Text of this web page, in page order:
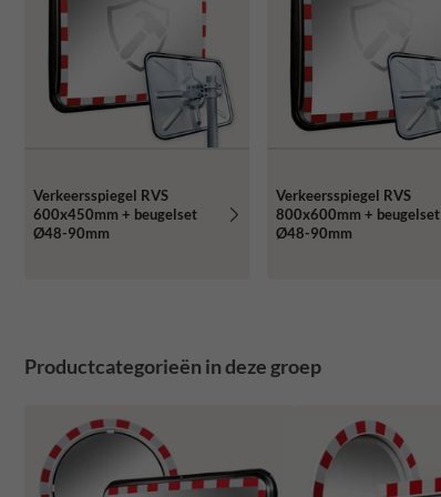
Verkeersspiegel RVS
600x450mm + beugelset
Ø48-90mm
Verkeersspiegel RVS
800x600mm + beugelset
Ø48-90mm
Productcategorieën in deze groep